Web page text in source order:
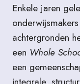
Enkele jaren
achtergronden
een Whole
een